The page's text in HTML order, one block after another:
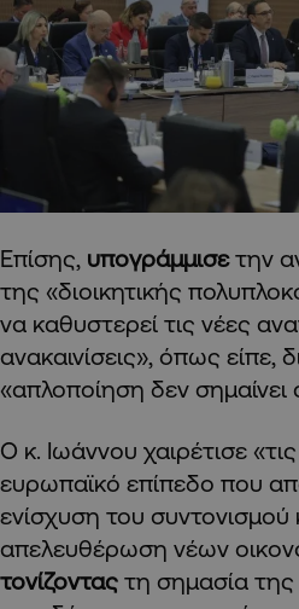
Επίσης, υπογράμμισετην
της «διοικητικής
να καθυστερεί τις νέες
ανακαινίσεις», όπως είπε,
«απλοποίηση δεν
Ο κ. Ιωάννου χαιρέτισε
ευρωπαϊκό επίπεδο που
ενίσχυση του συντονισμού
απελευθέρωση νέων
τονίζοντας τη σημασία της